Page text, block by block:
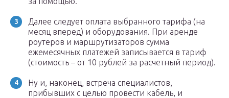
Далее следует оплата выбранного тарифа (на
месяц вперед) и оборудования. При аренде
роутеров и маршрутизаторов сумма
ежемесячных платежей записывается в тариф
(стоимость – от 10 рублей за расчетный период).
Ну и, наконец, встреча специалистов,
прибывших с целью провести кабель, и